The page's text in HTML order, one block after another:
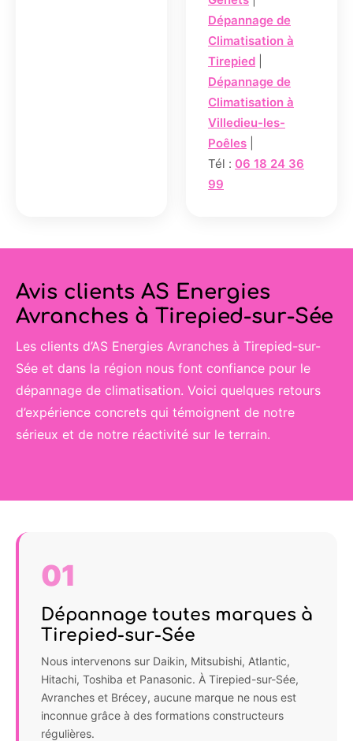
Dépannage de
Climatisation à
Tirepied
Dépannage de
Climatisation à
Villedieu-les-
Poêles
Tél : 06 18 24 36
99
Avis clients AS Energies
Avranches à Tirepied-sur-Sée
Les clients d’AS Energies Avranches à Tirepied-sur-
Sée et dans la région nous font confiance pour le
dépannage de climatisation. Voici quelques retours
d’expérience concrets qui témoignent de notre
sérieux et de notre réactivité sur le terrain.
01
Dépannage toutes marques à
Tirepied-sur-Sée
Nous intervenons sur Daikin, Mitsubishi, Atlantic,
Hitachi, Toshiba et Panasonic. À Tirepied-sur-Sée,
Avranches et Brécey, aucune marque ne nous est
inconnue grâce à des formations constructeurs
régulières.